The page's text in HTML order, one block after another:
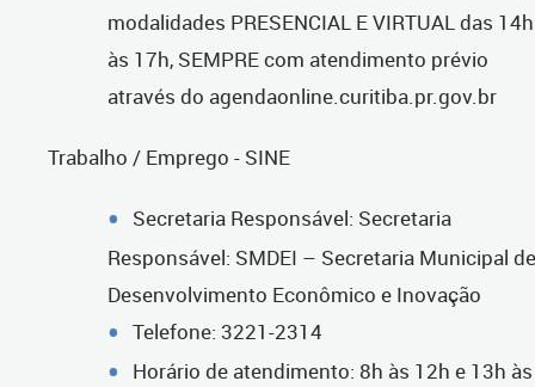
modalidades PRESENCIAL E VIRTUAL das 14h
às 17h, SEMPRE com atendimento prévio
através do agendaonline.curitiba.pr.gov.br
Trabalho / Emprego - SINE
Secretaria Responsável: Secretaria
Responsável: SMDEI – Secretaria Municipal de
Desenvolvimento Econômico e Inovação
Telefone: 3221-2314
Horário de atendimento: 8h às 12h e 13h às